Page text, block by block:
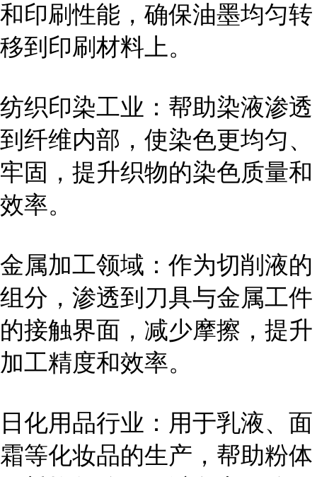
和印刷性能，确保油墨均匀转
移到印刷材料上。
纺织印染工业：帮助染液渗透
到纤维内部，使染色更均匀、
牢固，提升织物的染色质量和
效率。
金属加工领域：作为切削液的
组分，渗透到刀具与金属工件
的接触界面，减少摩擦，提升
加工精度和效率。
日化用品行业：用于乳液、面
霜等化妆品的生产，帮助粉体